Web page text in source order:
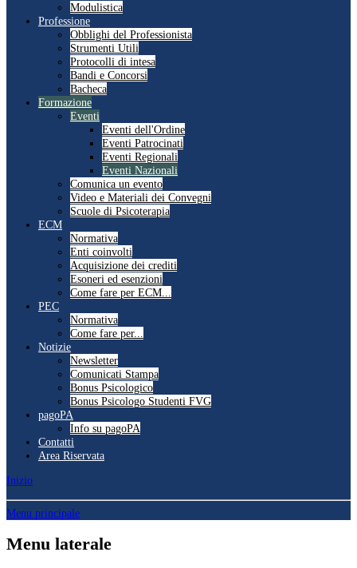
Modulistica
Professione
Obblighi del Professionista
Strumenti Utili
Protocolli di intesa
Bandi e Concorsi
Bacheca
Formazione
Eventi
Eventi dell'Ordine
Eventi Patrocinati
Eventi Regionali
Eventi Nazionali
Comunica un evento
Video e Materiali dei Convegni
Scuole di Psicoterapia
ECM
Normativa
Enti coinvolti
Acquisizione dei crediti
Esoneri ed esenzioni
Come fare per ECM...
PEC
Normativa
Come fare per...
Notizie
Newsletter
Comunicati Stampa
Bonus Psicologico
Bonus Psicologo Studenti FVG
pagoPA
Info su pagoPA
Contatti
Area Riservata
Inizio
Menu principale
Menu laterale